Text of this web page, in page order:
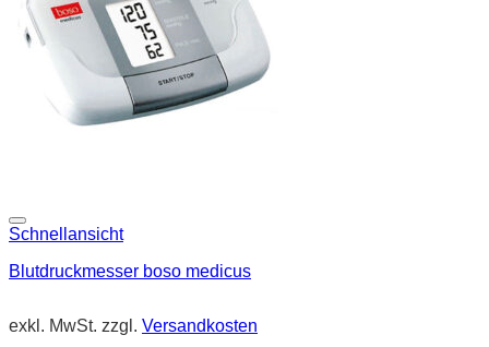
Schnellansicht
Blutdruckmesser boso medicus
exkl. MwSt. zzgl. Versandkosten